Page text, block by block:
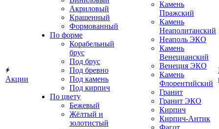
Акции
Акриловый
Крашенный
Формованный
По форме
Корабельный
брус
Под брус
Под бревно
Под камень
Под кирпич
По цвету
Бежевый
Жёлтый и
золотистый
Камень
Пражский
Камень
Неаполитанский
Неаполь ЭКО
Камень
Венецианский
Венеция ЭКО
Камень
Флорентийский
Гранит
Гранит ЭКО
Кирпич
Кирпич-Антик
Фагот